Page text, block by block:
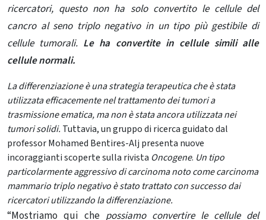
ricercatori, questo non ha solo convertito le cellule del
cancro al seno triplo negativo in un tipo più gestibile di
cellule tumorali. Le ha convertite in cellule simili alle
cellule normali.
La differenziazione è una strategia terapeutica che è stata
utilizzata efficacemente nel trattamento dei tumori a
trasmissione ematica, ma non è stata ancora utilizzata nei
tumori solidi. Tuttavia, un gruppo di ricerca guidato dal
professor Mohamed Bentires-Alj presenta nuove
incoraggianti scoperte sulla rivista Oncogene. Un tipo
particolarmente aggressivo di carcinoma noto come carcinoma
mammario triplo negativo è stato trattato con successo dai
ricercatori utilizzando la differenziazione.
“Mostriamo qui che possiamo convertire le cellule del